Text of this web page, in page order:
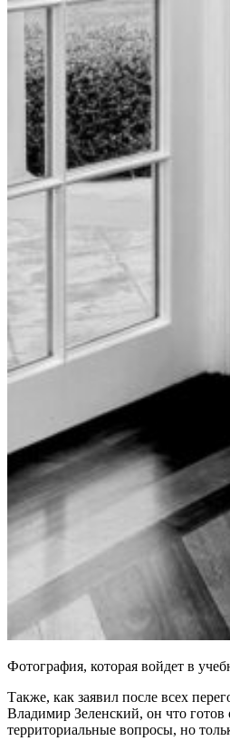
Фотография, которая войдет в
Также, как заявил после всех
Владимир Зеленский, он что готов
территориальные вопросы, но